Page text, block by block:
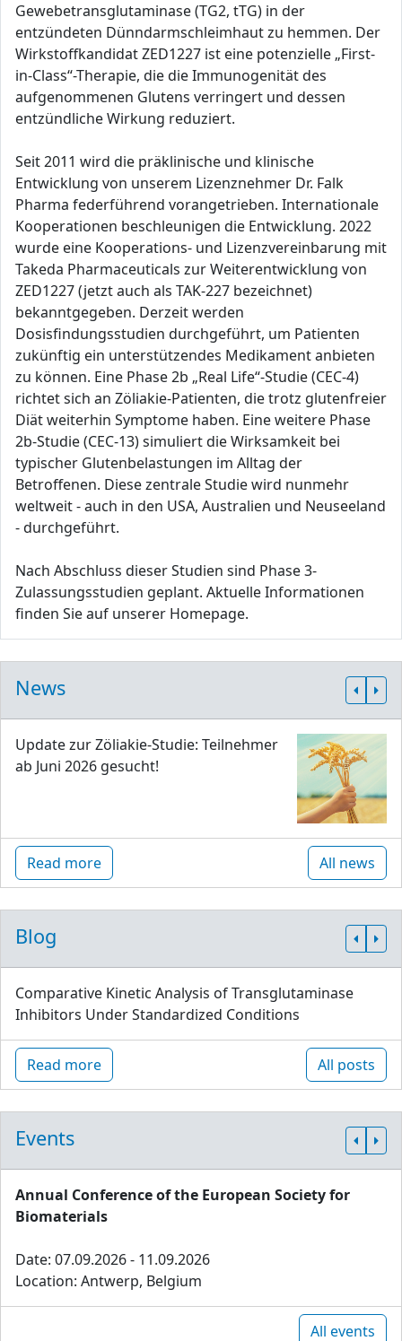
Gewebetransglutaminase (TG2, tTG) in der
entzündeten Dünndarmschleimhaut zu hemmen. Der
Wirkstoffkandidat ZED1227 ist eine potenzielle „First-
in-Class“-Therapie, die die Immunogenität des
aufgenommenen Glutens verringert und dessen
entzündliche Wirkung reduziert.
Seit 2011 wird die präklinische und klinische
Entwicklung von unserem Lizenznehmer Dr. Falk
Pharma federführend vorangetrieben. Internationale
Kooperationen beschleunigen die Entwicklung. 2022
wurde eine Kooperations- und Lizenzvereinbarung mit
Takeda Pharmaceuticals zur Weiterentwicklung von
ZED1227 (jetzt auch als TAK-227 bezeichnet)
bekanntgegeben. Derzeit werden
Dosisfindungsstudien durchgeführt, um Patienten
zukünftig ein unterstützendes Medikament anbieten
zu können. Eine Phase 2b „Real Life“-Studie (CEC-4)
richtet sich an Zöliakie-Patienten, die trotz glutenfreier
Diät weiterhin Symptome haben. Eine weitere Phase
2b-Studie (CEC-13) simuliert die Wirksamkeit bei
typischer Glutenbelastungen im Alltag der
Betroffenen. Diese zentrale Studie wird nunmehr
weltweit - auch in den USA, Australien und Neuseeland
- durchgeführt.
Nach Abschluss dieser Studien sind Phase 3-
Zulassungsstudien geplant. Aktuelle Informationen
finden Sie auf unserer Homepage.
News
Update zur Zöliakie-Studie: Teilnehmer
ab Juni 2026 gesucht!
Read more All news
Blog
Comparative Kinetic Analysis of Transglutaminase
Inhibitors Under Standardized Conditions
Read more All posts
Events
Annual Conference of the European Society for
Biomaterials
Date: 07.09.2026 - 11.09.2026
Location: Antwerp, Belgium
All events